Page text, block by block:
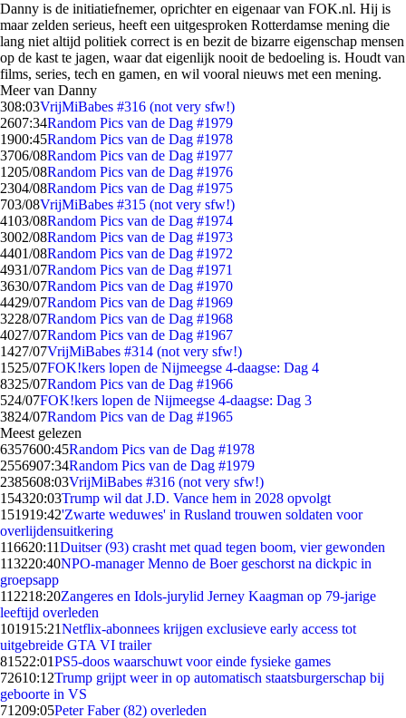
Danny is de initiatiefnemer, oprichter en eigenaar van FOK.nl. Hij is
maar zelden serieus, heeft een uitgesproken Rotterdamse mening die
lang niet altijd politiek correct is en bezit de bizarre eigenschap mensen
op de kast te jagen, waar dat eigenlijk nooit de bedoeling is. Houdt van
films, series, tech en gamen, en wil vooral nieuws met een mening.
Meer van Danny
308:03VrijMiBabes #316 (not very sfw!)
2607:34Random Pics van de Dag #1979
1900:45Random Pics van de Dag #1978
3706/08Random Pics van de Dag #1977
1205/08Random Pics van de Dag #1976
2304/08Random Pics van de Dag #1975
703/08VrijMiBabes #315 (not very sfw!)
4103/08Random Pics van de Dag #1974
3002/08Random Pics van de Dag #1973
4401/08Random Pics van de Dag #1972
4931/07Random Pics van de Dag #1971
3630/07Random Pics van de Dag #1970
4429/07Random Pics van de Dag #1969
3228/07Random Pics van de Dag #1968
4027/07Random Pics van de Dag #1967
1427/07VrijMiBabes #314 (not very sfw!)
1525/07FOK!kers lopen de Nijmeegse 4-daagse: Dag 4
8325/07Random Pics van de Dag #1966
524/07FOK!kers lopen de Nijmeegse 4-daagse: Dag 3
3824/07Random Pics van de Dag #1965
Meest gelezen
6357600:45Random Pics van de Dag #1978
2556907:34Random Pics van de Dag #1979
2385608:03VrijMiBabes #316 (not very sfw!)
154320:03Trump wil dat J.D. Vance hem in 2028 opvolgt
151919:42'Zwarte weduwes' in Rusland trouwen soldaten voor
overlijdensuitkering
116620:11Duitser (93) crasht met quad tegen boom, vier gewonden
113220:40NPO-manager Menno de Boer geschorst na dickpic in
groepsapp
112218:20Zangeres en Idols-jurylid Jerney Kaagman op 79-jarige
leeftijd overleden
101915:21Netflix-abonnees krijgen exclusieve early access tot
uitgebreide GTA VI trailer
81522:01PS5-doos waarschuwt voor einde fysieke games
72610:12Trump grijpt weer in op automatisch staatsburgerschap bij
geboorte in VS
71209:05Peter Faber (82) overleden